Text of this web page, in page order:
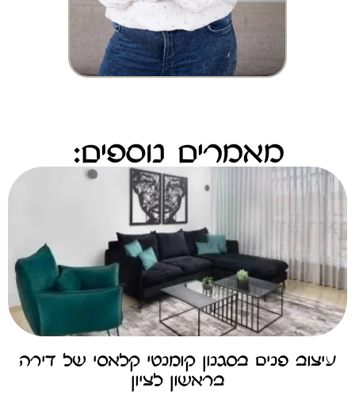
מאמרים נוספים:
עיצוב פנים בסגנון קומנטי קלאסי של דירה
בראשון לציון